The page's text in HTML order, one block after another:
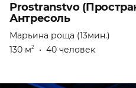
Prostranstvo
Антресоль
Марьина роща (13мин.)
130 м2 • 40 человек